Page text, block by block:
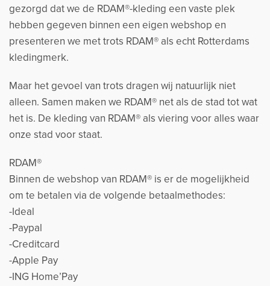
gezorgd dat we de RDAM®-kleding een vaste plek
hebben gegeven binnen een eigen webshop en
presenteren we met trots RDAM® als echt Rotterdams
kledingmerk.
Maar het gevoel van trots dragen wij natuurlijk niet
alleen. Samen maken we RDAM® net als de stad tot wat
het is. De kleding van RDAM® als viering voor alles waar
onze stad voor staat.
RDAM®
Binnen de webshop van RDAM® is er de mogelijkheid
om te betalen via de volgende betaalmethodes:
-Ideal
-Paypal
-Creditcard
-Apple Pay
-ING Home’Pay